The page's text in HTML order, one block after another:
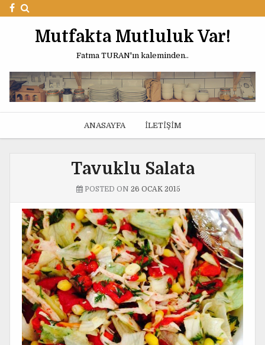
Mutfakta Mutluluk Var!
Fatma TURAN'ın kaleminden..
ANASAYFA İLETIŞIM
Tavuklu Salata
POSTED ON 26 OCAK 2015